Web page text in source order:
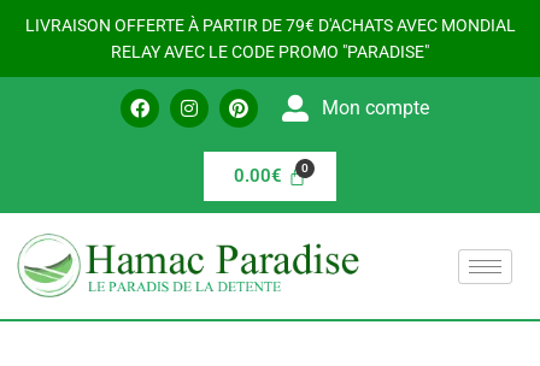
LIVRAISON OFFERTE À PARTIR DE 79€ D'ACHATS AVEC MONDIAL
RELAY AVEC LE CODE PROMO "PARADISE"
F
a
o
I
n
r
m
P
i
t
e
e
t
Mon compte
0.00€